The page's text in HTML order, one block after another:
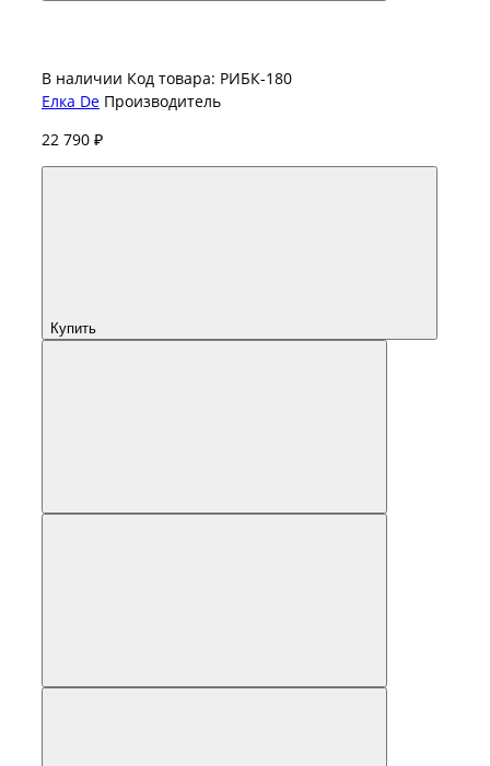
В наличии Код товара: РИБК-180
Елка De Производитель
22 790 ₽
Купить